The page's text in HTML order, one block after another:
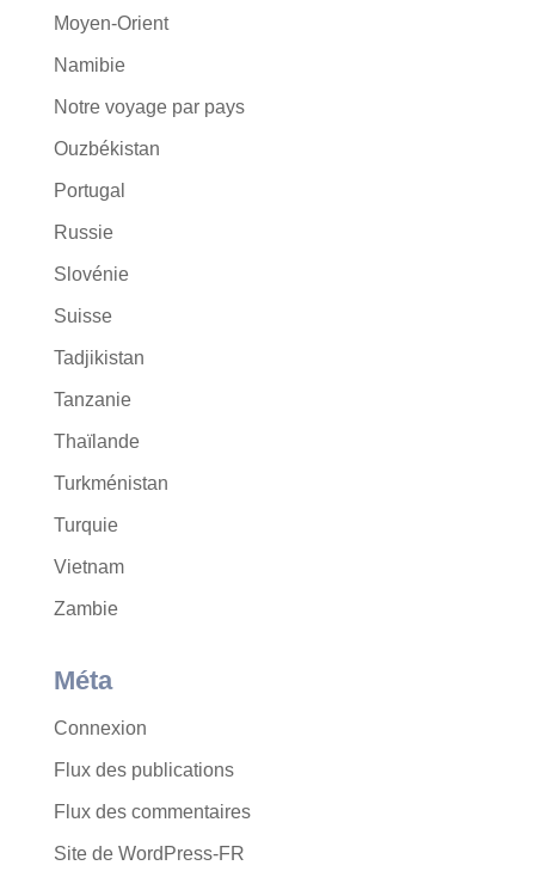
Moyen-Orient
Namibie
Notre voyage par pays
Ouzbékistan
Portugal
Russie
Slovénie
Suisse
Tadjikistan
Tanzanie
Thaïlande
Turkménistan
Turquie
Vietnam
Zambie
Méta
Connexion
Flux des publications
Flux des commentaires
Site de WordPress-FR